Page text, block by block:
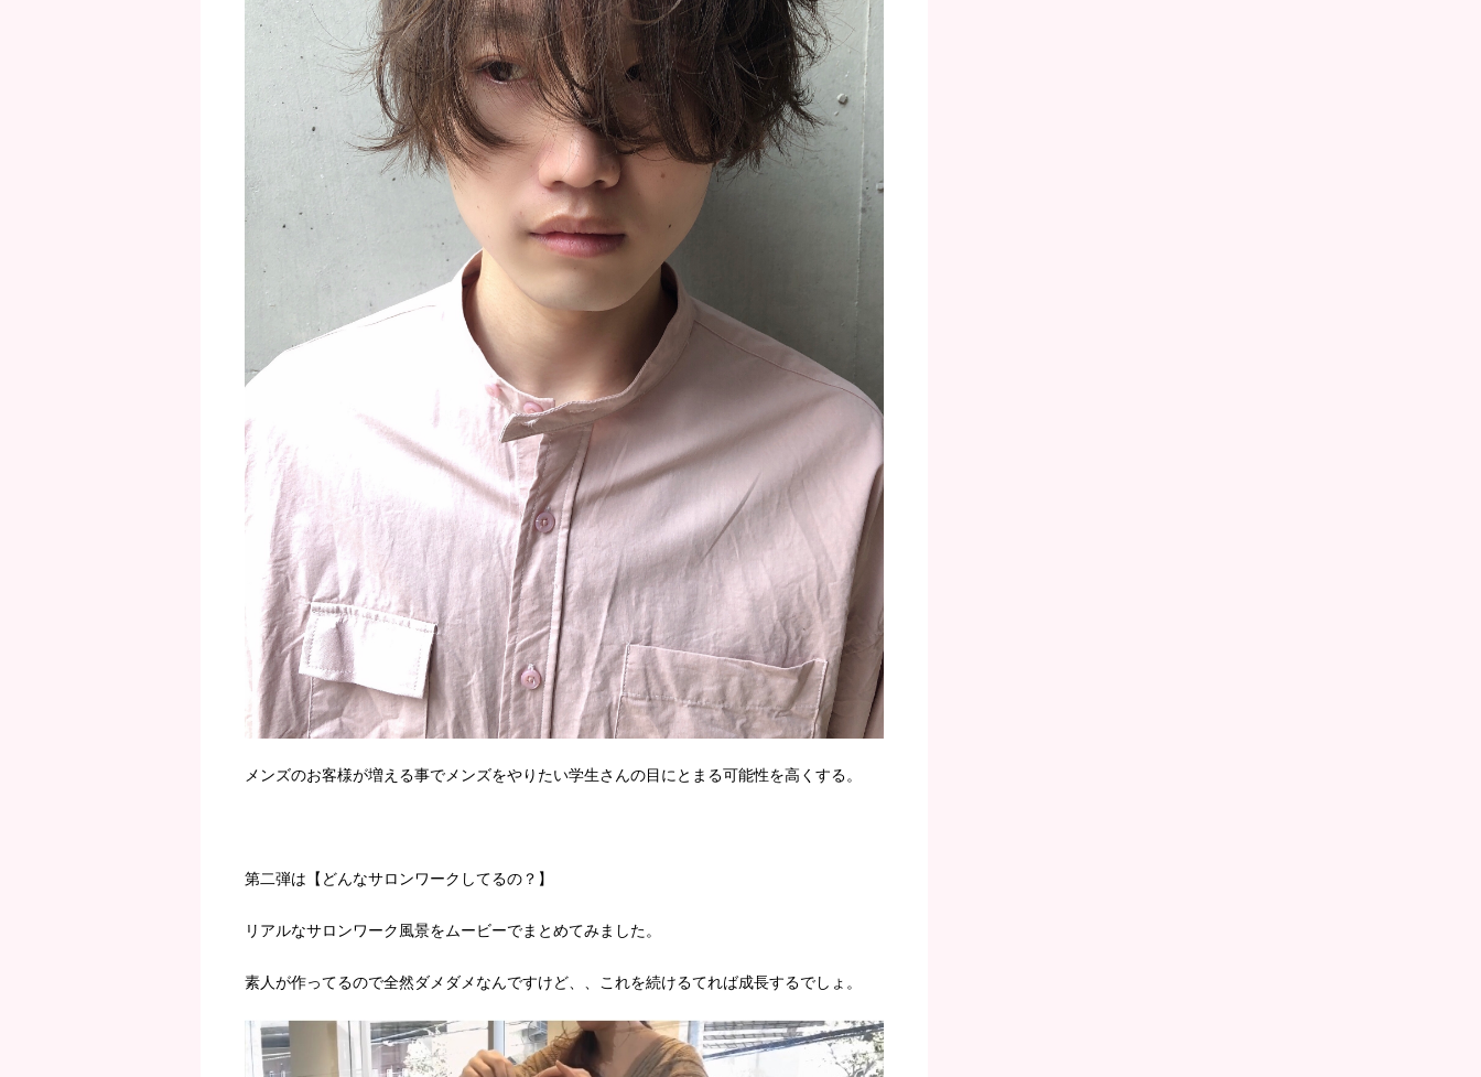
メンズのお客様が増える事でメンズをやりたい学生さんの目にとまる可能性を高くする。
第二弾は【どんなサロンワークしてるの？】
リアルなサロンワーク風景をムービーでまとめてみました。
素人が作ってるので全然ダメダメなんですけど、、これを続けるてれば成長するでしょ。